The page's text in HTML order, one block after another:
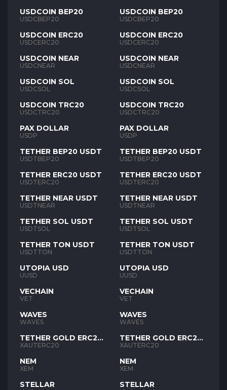
USDCOIN BEP20
USDCBEP20
USDCOIN ERC20
USDCERC20
USDCOIN NEAR
USDCNEAR
USDCOIN SOL
USDCSOL
USDCOIN TRC20
USDCTRC20
PAX DOLLAR
USDP
TETHER BEP20 USDT
USDTBEP20
TETHER ERC20 USDT
USDTERC20
TETHER NEAR USDT
USDTNEAR
TETHER SOL USDT
USDTSOL
TETHER TON USDT
USDTTON
UTOPIA USD
UUSD
VECHAIN
VET
WAVES
WAVES
TETHER GOLD ERC20
XAUT
XAUTERC20
NEM
XEM
STELLAR
USDCOIN BEP20
USDCBEP20
USDCOIN ERC20
USDCERC20
USDCOIN NEAR
USDCNEAR
USDCOIN SOL
USDCSOL
USDCOIN TRC20
USDCTRC20
PAX DOLLAR
USDP
TETHER BEP20 USDT
USDTBEP20
TETHER ERC20 USDT
USDTERC20
TETHER NEAR USDT
USDTNEAR
TETHER SOL USDT
USDTSOL
TETHER TON USDT
USDTTON
UTOPIA USD
UUSD
VECHAIN
VET
WAVES
WAVES
TETHER GOLD ERC20
XAUT
XAUTERC20
NEM
XEM
STELLAR